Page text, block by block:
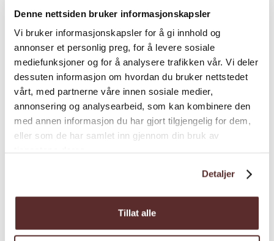
Denne nettsiden bruker informasjonskapsler
Vi bruker informasjonskapsler for å gi innhold og
annonser et personlig preg, for å levere sosiale
mediefunksjoner og for å analysere trafikken vår. Vi deler
dessuten informasjon om hvordan du bruker nettstedet
vårt, med partnerne våre innen sosiale medier,
annonsering og analysearbeid, som kan kombinere den
med annen informasjon du har gjort tilgjengelig for dem,
eller som de har samlet inn gjennom din bruk av
Detaljer
Tillat alle
Inspiration